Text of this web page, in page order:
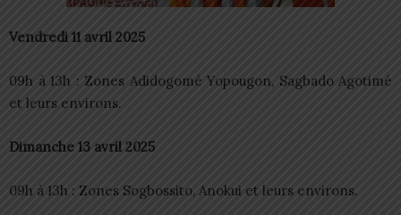
Vendredi 11 avril 2025
09h à 13h : Zones Adidogomé Yopougon, Sagbado Agotimé
et leurs environs.
Dimanche 13 avril 2025
09h à 13h : Zones Sogbossito, Anokui et leurs environs.